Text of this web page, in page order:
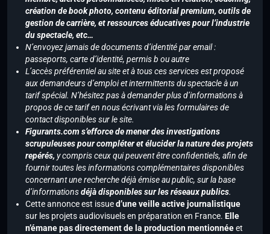
création de book photo, contenu éditorial premium, outils de
gestion de carrière, et ressources éducatives pour l’industrie
du spectacle, etc…
N’envoyez jamais de documents d’identité par email :
passeports, carte d’identité, permis b ou autre
L’accès préférentiel au site et à tous ces services est proposé
aux demandeurs d’emploi et intermittents du spectacle à un
tarif spécial. N’hésitez pas à demander plus d’informations à
propos de ce tarif en nous écrivant via les formulaires de
contact disponibles sur le site.
Figurants.com s’efforce de mener des investigations
scrupuleuses pour compléter et élucider la nature des projets
repérés, y compris ceux qui peuvent être confidentiels, afin de
fournir toutes les informations complémentaires disponibles
concernant une recherche déjà émise au public, sur la base
d’informationsdéjà disponibles sur les réseaux publics.
Cette annonce est issued’une veille active journalistique
sur les projets audiovisuels en préparation en France. Elle
n’émane pas directement de la production mentionnéeet